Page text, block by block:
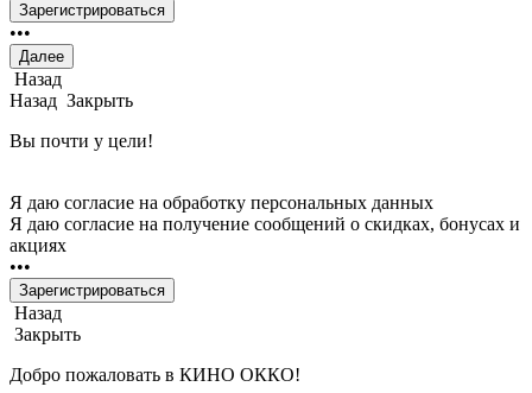
Зарегистрироваться
•••
Далее
Назад
Назад Закрыть
Вы почти у цели!
Я даю согласие на обработку персональных данных
Я даю согласие на получение сообщений о скидках, бонусах и
акциях
•••
Зарегистрироваться
Назад
Закрыть
Добро пожаловать в КИНО ОККО!